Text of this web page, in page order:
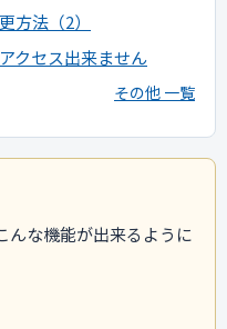
方法（2）
クセス出来ません
その他 一覧
んな機能が出来るように